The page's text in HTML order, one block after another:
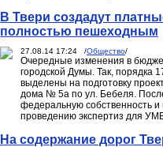
В Твери создадут
полностью пешеходным
27.08.14 17:24 /Общество/
Очередные изменения в
городской Думы. Так, порядка
выделены на подготовку
дома № 5а по ул. Бебеля.
федеральную собственность и
проведению экспертиз для
На содержание дорог